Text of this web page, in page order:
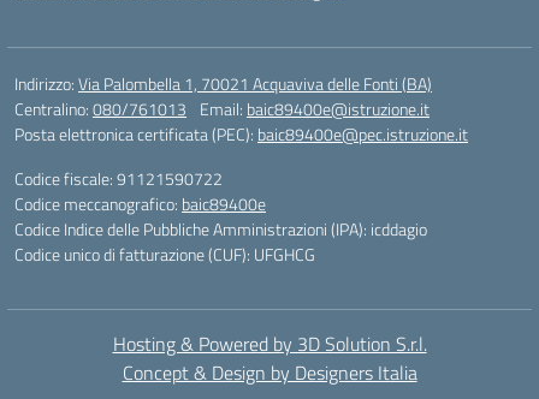
Indirizzo:Via Palombella 1, 70021 Acquaviva delle Fonti (BA)
Centralino:080/761013 Email: baic89400e@istruzione.it
Posta elettronica certificata (PEC): baic89400e@pec.istruzione.it
Codice fiscale: 91121590722
Codice meccanografico: baic89400e
Codice Indice delle Pubbliche Amministrazioni (IPA): icddagio
Codice unico di fatturazione (CUF): UFGHCG
Hosting & Powered by 3D Solution S.r.l.
Concept & Design by Designers Italia